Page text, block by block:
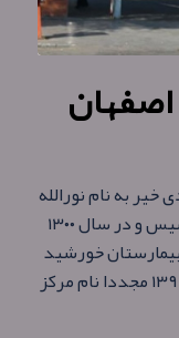
به نام نورالله
آقا نجفی در سال ۱۲۹۲ هجری شمسی تاسیس و در سال ۱۳۰۰
رسید. در سال ۱۳۷۹ نام بيمارستان خورشيد
به بيمارستان نور تغيير يافت و در سال ۱۳۹۶ مجددا نام مرکز